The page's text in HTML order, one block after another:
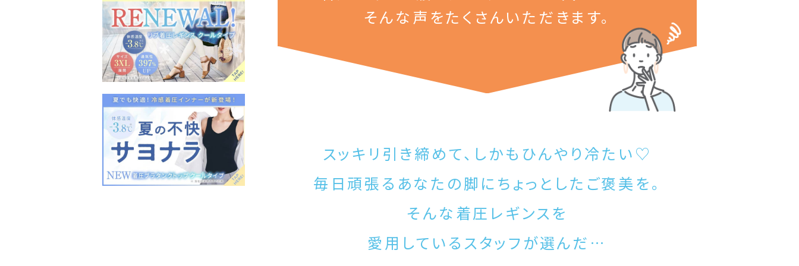
そんな声をたくさんいただきます。
スッキリ引き締めて、しかもひんやり冷たい♡
毎日頑張るあなたの脚にちょっとしたご褒美を。
そんな着圧レギンスを
愛用しているスタッフが選んだ…